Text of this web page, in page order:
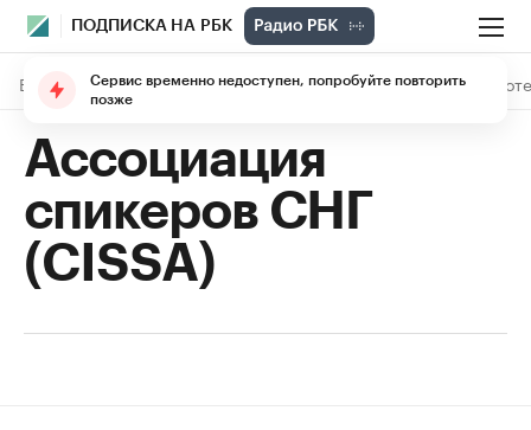
ПОДПИСКА НА РБК
В подписке Материалы Лекции The Economist
Ассоциация
спикеров СНГ
(CISSA)
Сервис временно недоступен, попробуйте повторить
позже